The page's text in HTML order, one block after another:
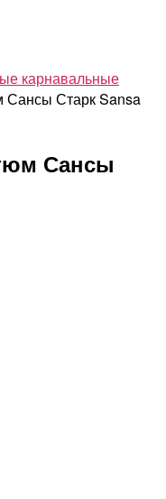
карнавальные
Сансы Старк Sansa
Сансы